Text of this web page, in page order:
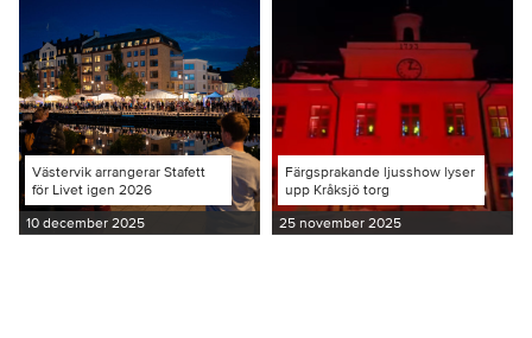
Västervik arrangerar Stafett
för Livet igen 2026
10 december 2025
Färgsprakande ljusshow lyser
upp Kråksjö torg
25 november 2025